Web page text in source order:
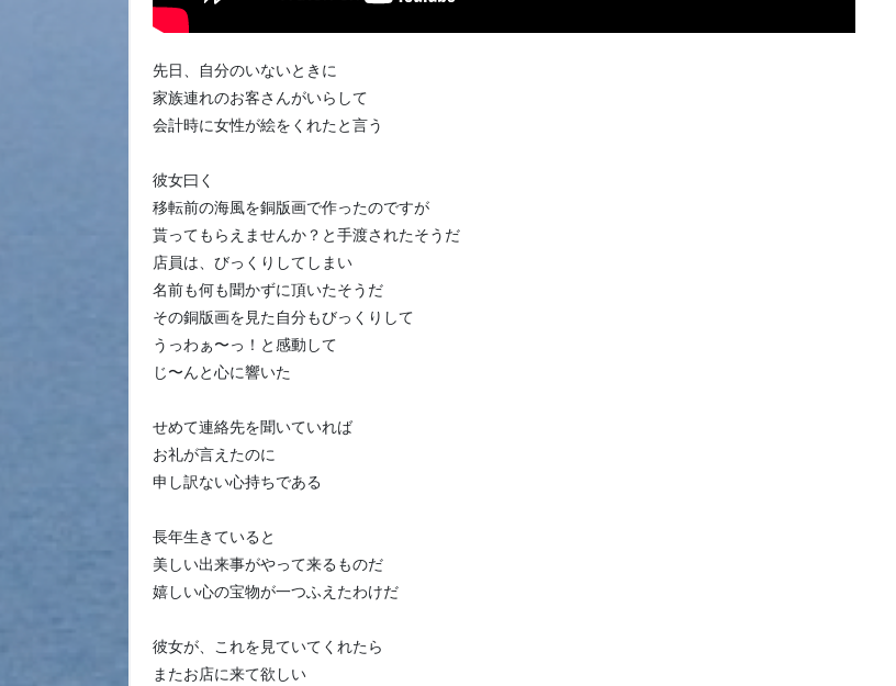
先日、自分のいないときに
家族連れのお客さんがいらして
会計時に女性が絵をくれたと言う
彼女曰く
移転前の海風を銅版画で作ったのですが
貰ってもらえませんか？と手渡されたそうだ
店員は、びっくりしてしまい
名前も何も聞かずに頂いたそうだ
その銅版画を見た自分もびっくりして
うっわぁ〜っ！と感動して
じ〜んと心に響いた
せめて連絡先を聞いていれば
お礼が言えたのに
申し訳ない心持ちである
長年生きていると
美しい出来事がやって来るものだ
嬉しい心の宝物が一つふえたわけだ
彼女が、これを見ていてくれたら
またお店に来て欲しい